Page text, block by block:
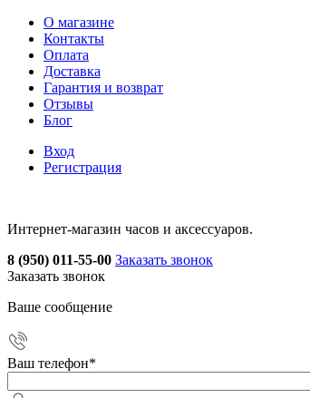
О магазине
Контакты
Оплата
Доставка
Гарантия и возврат
Отзывы
Блог
Вход
Регистрация
Интернет-магазин часов и аксессуаров.
8 (950) 011-55-00 Заказать звонок
Заказать звонок
Ваше сообщение
Ваш телефон*